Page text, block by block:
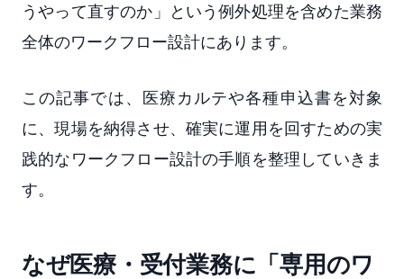
うやって直すのか」という例外処理を含めた業務
全体のワークフロー設計にあります。
この記事では、医療カルテや各種申込書を対象
に、現場を納得させ、確実に運用を回すための実
践的なワークフロー設計の手順を整理していきま
す。
なぜ医療・受付業務に「専用のワ